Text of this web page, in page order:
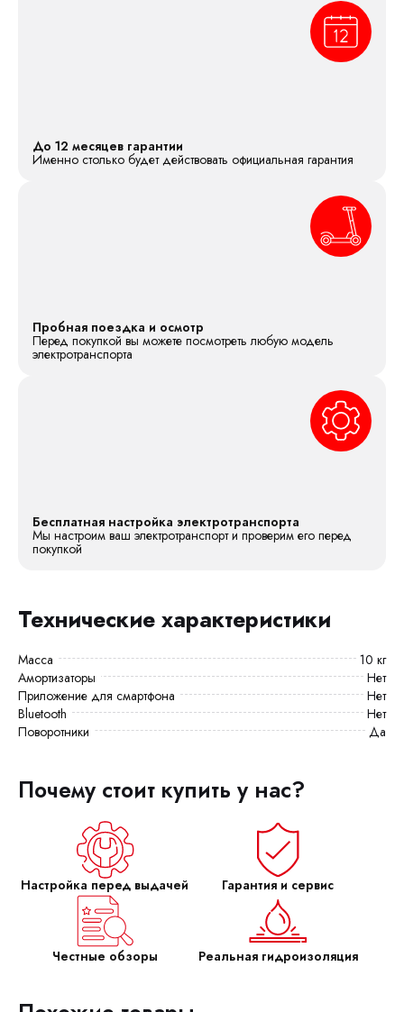
До 12 месяцев гарантии
Именно столько будет действовать официальная гарантия
Пробная поездка и осмотр
Перед покупкой вы можете посмотреть любую модель
электротранспорта
Бесплатная настройка электротранспорта
Мы настроим ваш электротранспорт и проверим его перед
покупкой
Технические характеристики
Масса
10 кг
Амортизаторы
Нет
Приложение для смартфона
Нет
Bluetooth
Нет
Поворотники
Да
Почему стоит купить у нас?
Настройка перед выдачей Гарантия и сервис
Честные обзоры Реальная гидроизоляция